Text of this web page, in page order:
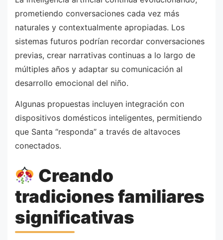
prometiendo conversaciones cada vez más
naturales y contextualmente apropiadas. Los
sistemas futuros podrían recordar conversaciones
previas, crear narrativas continuas a lo largo de
múltiples años y adaptar su comunicación al
desarrollo emocional del niño.
Algunas propuestas incluyen integración con
dispositivos domésticos inteligentes, permitiendo
que Santa “responda” a través de altavoces
conectados.
Creando
tradiciones familiares
significativas